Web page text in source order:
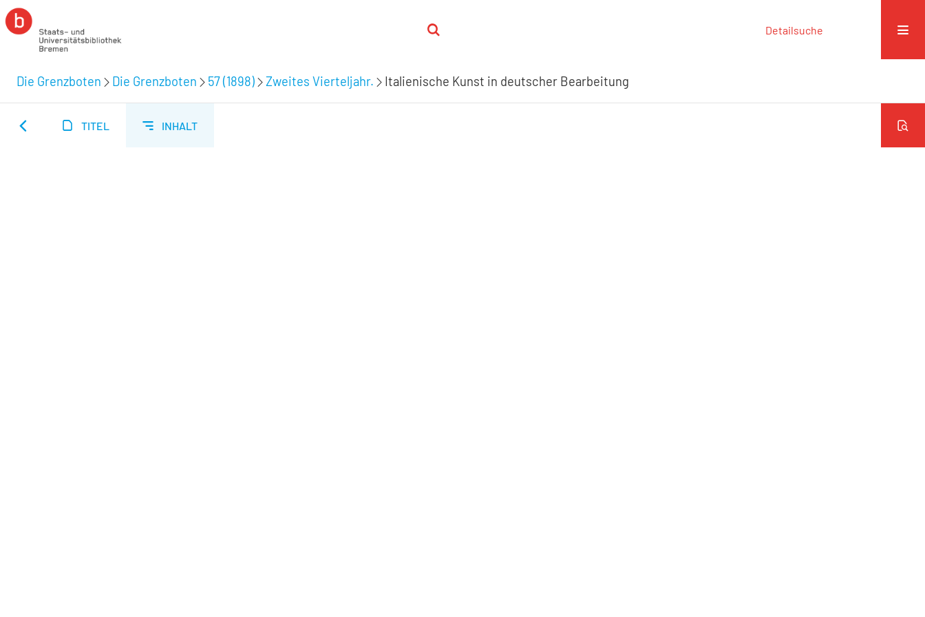
Detailsuche
Die Grenzboten Die Grenzboten 57 (1898) Zweites Vierteljahr. Italienische Kunst in deutscher Bearbeitung
TITEL INHALT